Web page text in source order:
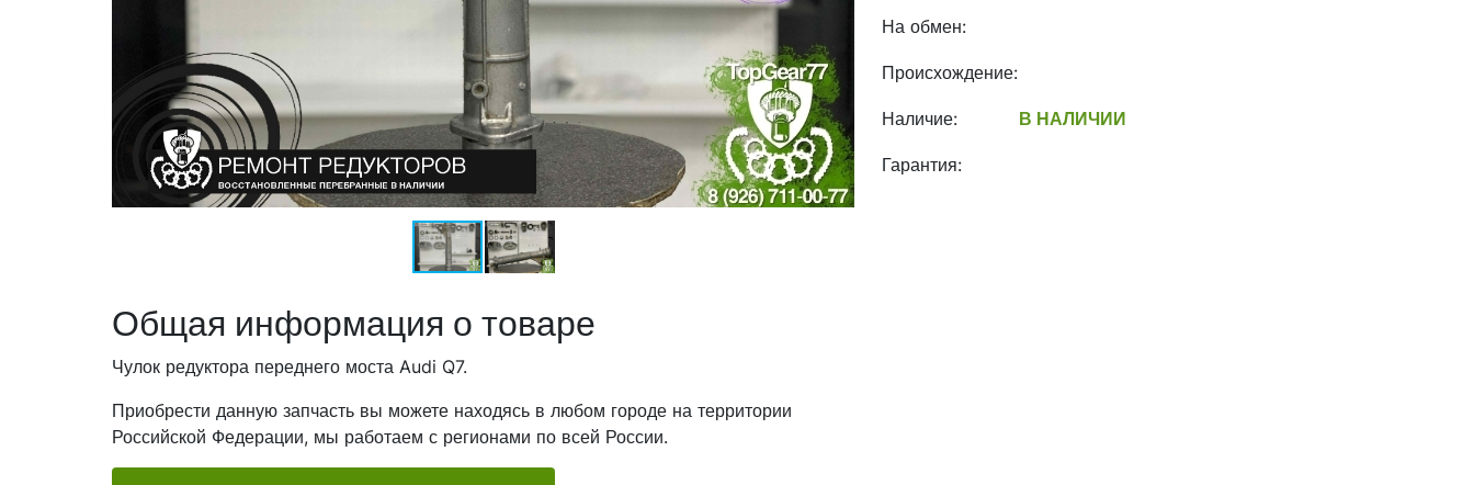
На обмен:
Происхождение:
Наличие: В НАЛИЧИИ
Гарантия:
Общая информация о товаре
Чулок редуктора переднего моста Audi Q7.
Приобрести данную запчасть вы можете находясь в любом городе на территории
Российской Федерации, мы работаем с регионами по всей России.